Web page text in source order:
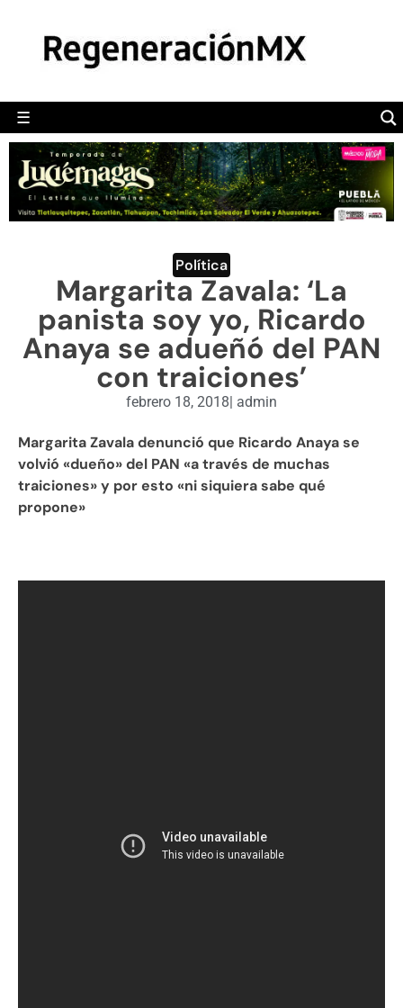
☰
POLÍTICA
CAMALEÓN
OPINIÓN
DEPORTES
ENGLISH SECTION
VIDEOS
Política
Margarita Zavala: ‘La
panista soy yo, Ricardo
Anaya se adueñó del PAN
con traiciones’
febrero 18, 2018| admin
Margarita Zavala denunció que Ricardo Anaya se
volvió «dueño» del PAN «a través de muchas
traiciones» y por esto «ni siquiera sabe qué
propone»